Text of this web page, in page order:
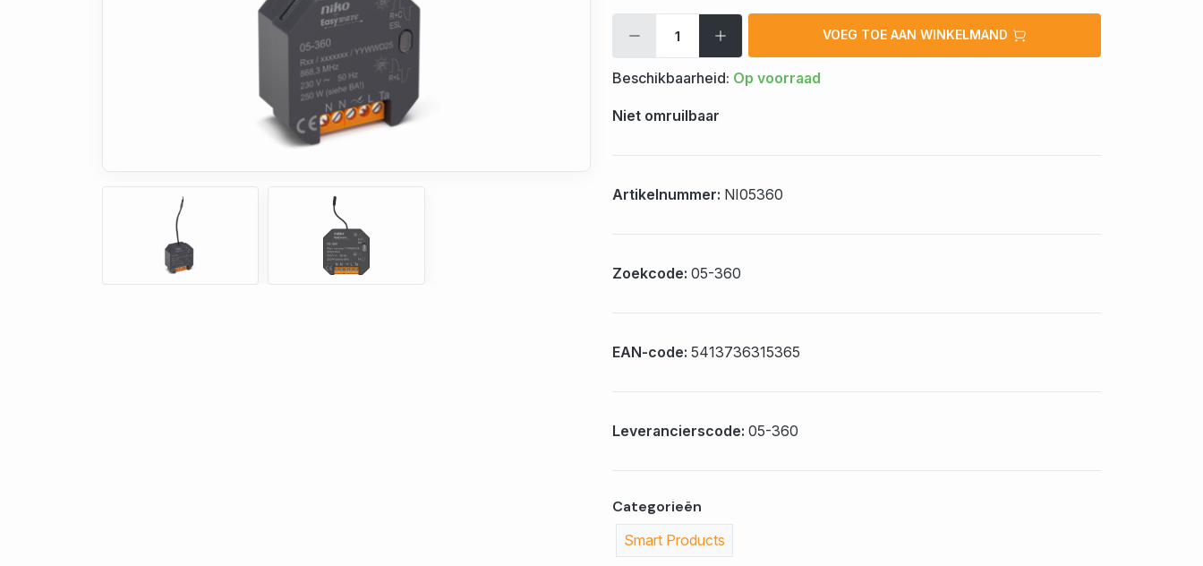
VOEG TOE AAN WINKELMAND
Beschikbaarheid: Op voorraad
Niet omruilbaar
Artikelnummer: NI05360
Zoekcode: 05-360
EAN-code: 5413736315365
Leverancierscode: 05-360
Categorieën
Smart Products